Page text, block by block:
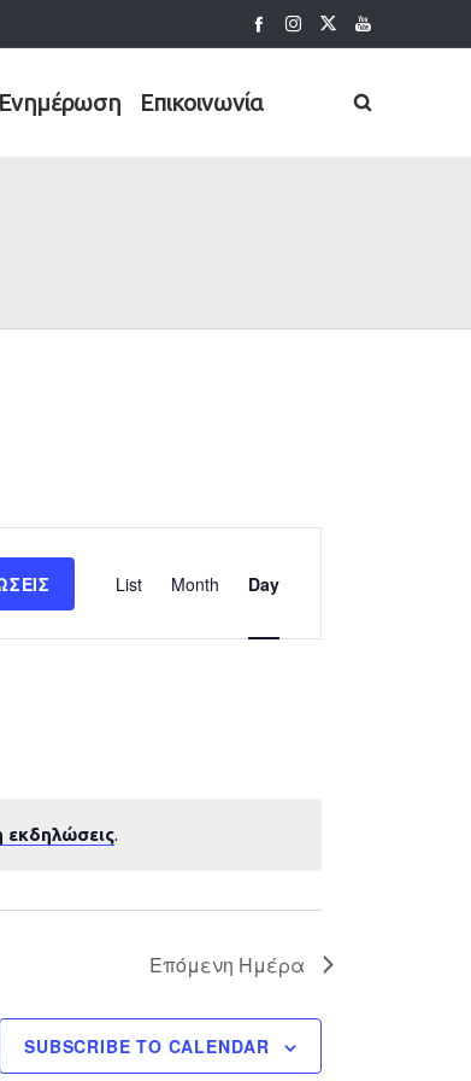
Ενημέρωση Επικοινωνία
εκδηλώσεις.
Views
Navigation
List Month Day
Επόμενη Ημέρα
SUBSCRIBE TO CALENDAR